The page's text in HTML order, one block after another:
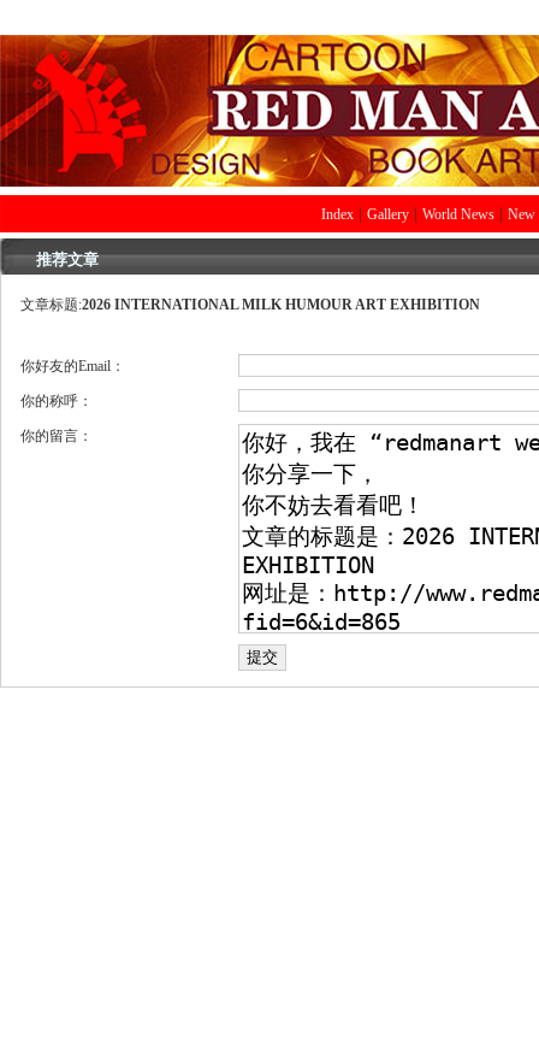
Index Gallery World News New
推荐文章
文章标题:2026 INTERNATIONAL MILK HUMOUR ART EXHIBITION
你好友的Email：
你的称呼：
你的留言：